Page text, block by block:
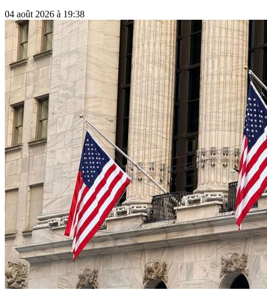
04 août 2026 à 19:38